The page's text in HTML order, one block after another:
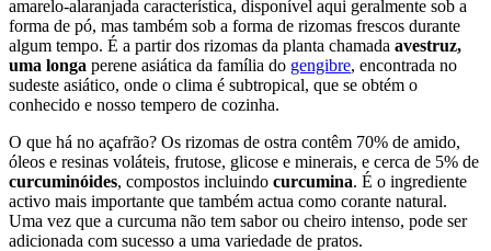
amarelo-alaranjada característica, disponível aqui geralmente sob a
forma de pó, mas também sob a forma de rizomas frescos durante
algum tempo. É a partir dos rizomas da planta chamada avestruz,
uma longa perene asiática da família do gengibre, encontrada no
sudeste asiático, onde o clima é subtropical, que se obtém o
conhecido e nosso tempero de cozinha.
O que há no açafrão? Os rizomas de ostra contêm 70% de amido,
óleos e resinas voláteis, frutose, glicose e minerais, e cerca de 5% de
curcuminóides, compostos incluindo curcumina. É o ingrediente
activo mais importante que também actua como corante natural.
Uma vez que a curcuma não tem sabor ou cheiro intenso, pode ser
adicionada com sucesso a uma variedade de pratos.